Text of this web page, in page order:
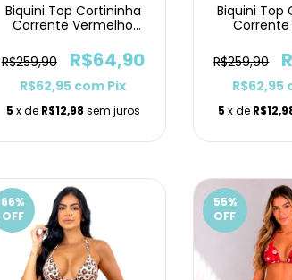
Biquini Top Cortininha
Corrente Vermelho
R$259,90
R$64,90
R$62,95 com Pix
5 x de R$12,98 sem juros
Biquini Top
R$259,90
R$62,95
5 x de
66%
OFF
55%
OFF